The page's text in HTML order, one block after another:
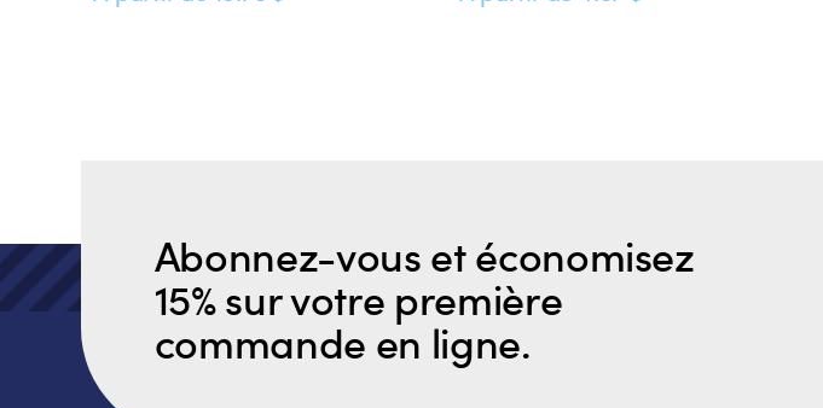
FS-G7731
Ruban adhésif Lamtec WMP®-VR
toutes saisons
À partir de 48.42 $
FS-G7732
Ruban adhésif toutes saisons Lamtec
WMP®-VR-R Plus
À partir de 48.25 $